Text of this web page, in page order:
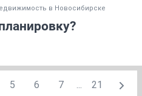
в Новосибирске
5 6 7 ... 21